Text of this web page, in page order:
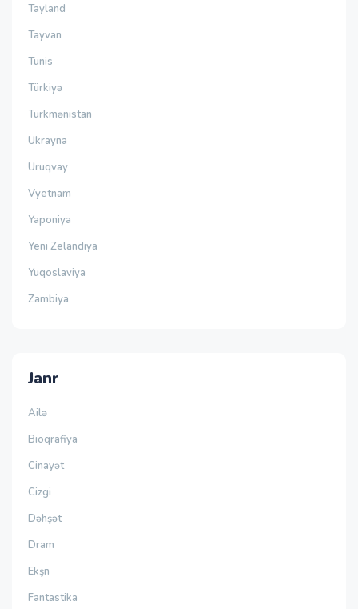
Tayland
Tayvan
Tunis
Türkiyə
Türkmənistan
Ukrayna
Uruqvay
Vyetnam
Yaponiya
Yeni Zelandiya
Yuqoslaviya
Zambiya
Janr
Ailə
Bioqrafiya
Cinayət
Cizgi
Dəhşət
Dram
Ekşn
Fantastika